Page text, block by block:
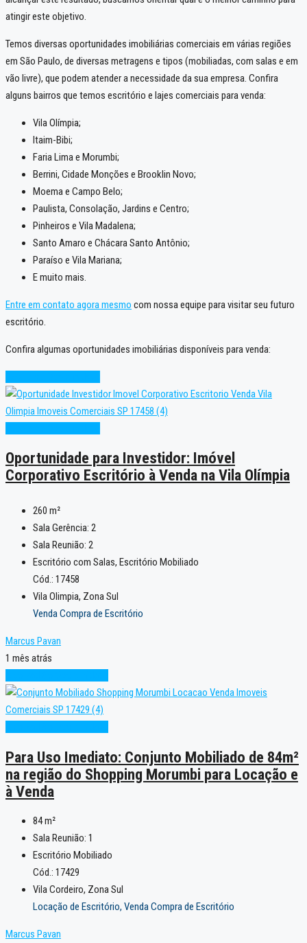
atingir este objetivo.
Temos diversas oportunidades imobiliárias comerciais em várias regiões
em São Paulo, de diversas metragens e tipos (mobiliadas, com salas e em
vão livre), que podem atender a necessidade da sua empresa. Confira
alguns bairros que temos escritório e lajes comerciais para venda:
Vila Olímpia;
Itaim-Bibi;
Faria Lima e Morumbi;
Berrini, Cidade Monções e Brooklin Novo;
Moema e Campo Belo;
Paulista, Consolação, Jardins e Centro;
Pinheiros e Vila Madalena;
Santo Amaro e Chácara Santo Antônio;
Paraíso e Vila Mariana;
E muito mais.
Entre em contato agora mesmo com nossa equipe para visitar seu futuro
escritório.
Confira algumas oportunidades imobiliárias disponíveis para venda:
Oportunidade para Investidor: Imóvel
Corporativo Escritório à Venda na Vila Olímpia
260 m²
Sala Gerência: 2
Sala Reunião: 2
Escritório com Salas, Escritório Mobiliado
Cód.: 17458
Vila Olimpia, Zona Sul
Venda Compra de Escritório
Marcus Pavan
1 mês atrás
Para Uso Imediato: Conjunto Mobiliado de 84m²
na região do Shopping Morumbi para Locação e
à Venda
84m²
Sala Reunião: 1
Escritório Mobiliado
Cód.: 17429
Vila Cordeiro, Zona Sul
Locação de Escritório, Venda Compra de Escritório
Marcus Pavan